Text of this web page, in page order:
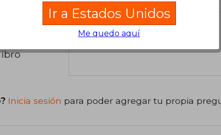
Inicia sesión para poder agregar tu propia
Ir a Estados Unidos
Me quedo aquí